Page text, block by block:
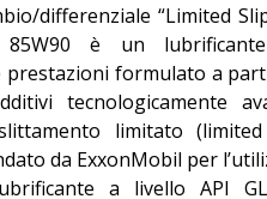
differenziale “Limited
85W90 è un
prestazioni formulato a
tecnologicamente
limitato (limited
da ExxonMobil per
a livello API